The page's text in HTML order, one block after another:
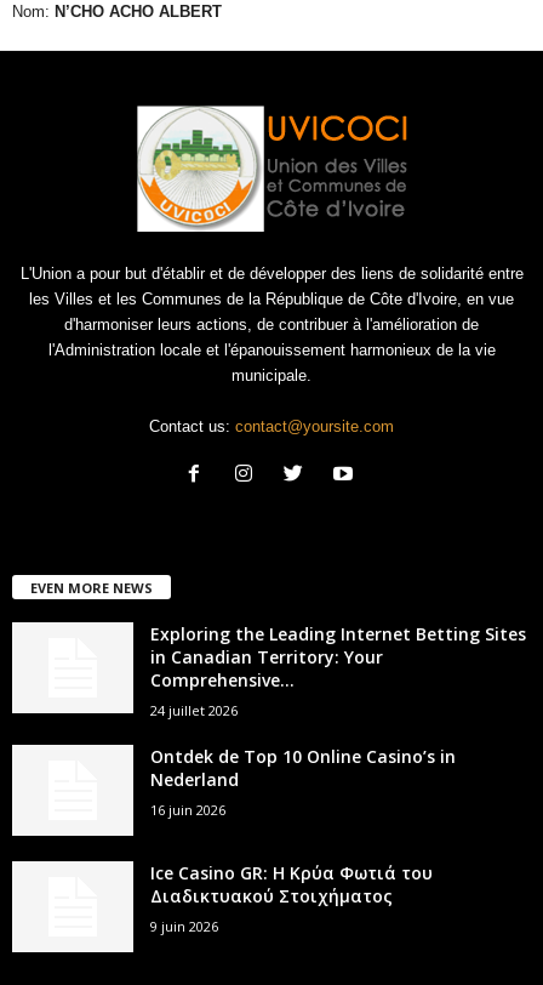
Nom: N’CHO ACHO ALBERT
L'Union a pour but d'établir et de développer des liens de solidarité entre
les Villes et les Communes de la République de Côte d'Ivoire, en vue
d'harmoniser leurs actions, de contribuer à l'amélioration de
l'Administration locale et l'épanouissement harmonieux de la vie
municipale.
Contact us: contact@yoursite.com
EVEN MORE NEWS
Exploring the Leading Internet Betting Sites
in Canadian Territory: Your
Comprehensive...
24 juillet 2026
Ontdek de Top 10 Online Casino’s in
Nederland
16 juin 2026
Ice Casino GR: Η Κρύα Φωτιά του
Διαδικτυακού Στοιχήματος
9 juin 2026